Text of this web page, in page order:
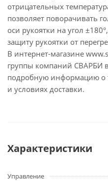
отрицательных
позволяет поворачивать
оси рукоятки на угол
защиту рукоятки от
В интернет-магазине
группы компаний СВАРБИ
подробную информацию о
и условиях доставки.
Характеристики
Управление